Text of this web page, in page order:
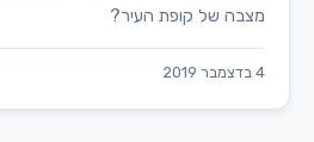
מצבה של קופת העיר?
4 בדצמבר 2019